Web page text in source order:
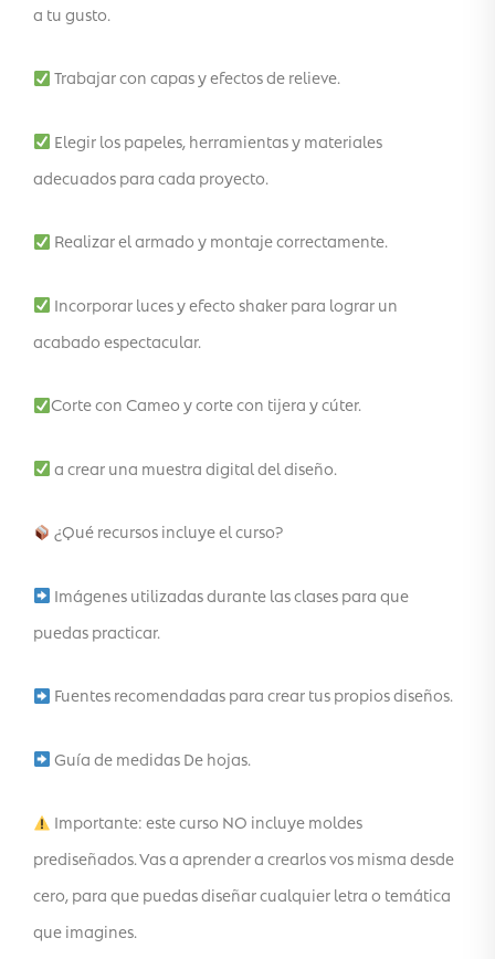
a tu gusto.
Trabajar con capas y efectos de relieve.
Elegir los papeles, herramientas y materiales
adecuados para cada proyecto.
Realizar el armado y montaje correctamente.
Incorporar luces y efecto shaker para lograr un
acabado espectacular.
Corte con Cameo y corte con tijera y cúter.
a crear una muestra digital del diseño.
¿Qué recursos incluye el curso?
Imágenes utilizadas durante las clases para que
puedas practicar.
Fuentes recomendadas para crear tus propios diseños.
Guía de medidas De hojas.
Importante: este curso NO incluye moldes
prediseñados. Vas a aprender a crearlos vos misma desde
cero, para que puedas diseñar cualquier letra o temática
que imagines.